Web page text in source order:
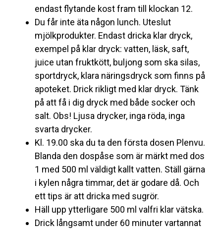
endast flytande kost fram till klockan 12.
Du får inte äta någon lunch. Uteslut
mjölkprodukter. Endast dricka klar dryck,
exempel på klar dryck: vatten, läsk, saft,
juice utan fruktkött, buljong som ska silas,
sportdryck, klara näringsdryck som finns på
apoteket. Drick rikligt med klar dryck. Tänk
på att få i dig dryck med både socker och
salt. Obs! Ljusa drycker, inga röda, inga
svarta drycker.
Kl. 19.00 ska du ta den första dosen Plenvu.
Blanda den dospåse som är märkt med dos
1 med 500 ml väldigt kallt vatten. Ställ gärna
i kylen några timmar, det är godare då. Och
ett tips är att dricka med sugrör.
Häll upp ytterligare 500 ml valfri klar vätska.
Drick långsamt under 60 minuter vartannat